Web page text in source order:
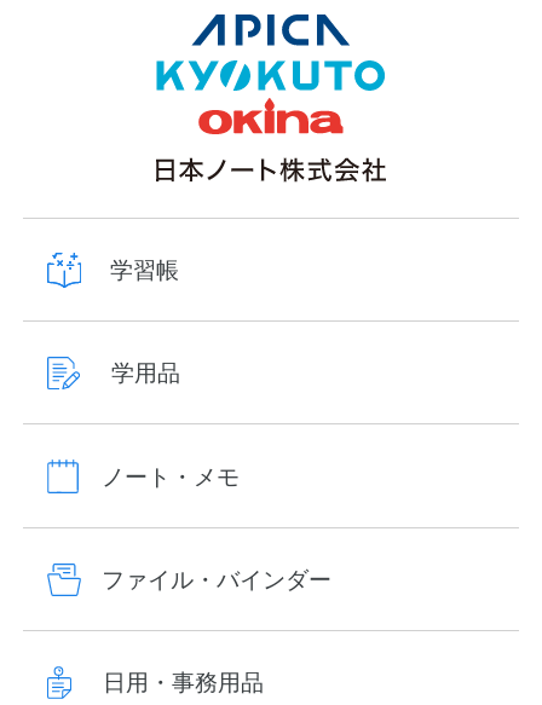
学習帳
学用品
ノート・メモ
ファイル・バインダー
日用・事務用品